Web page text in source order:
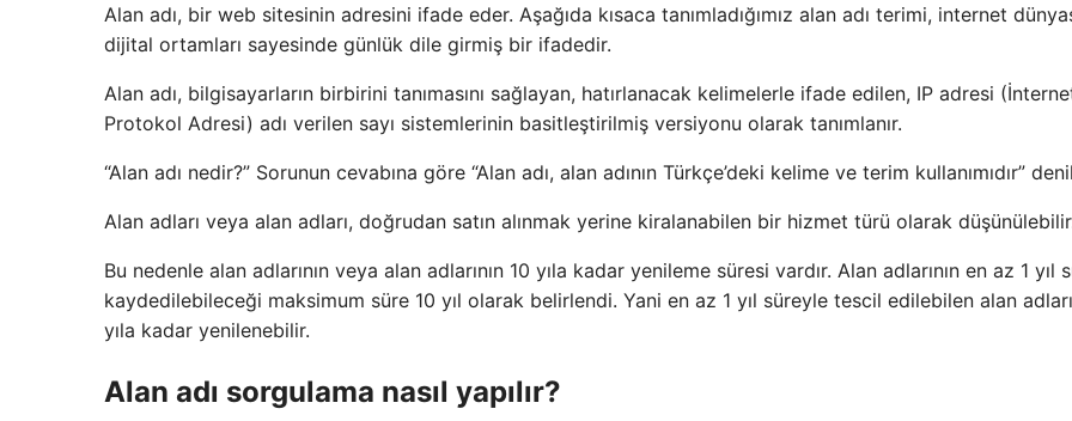
Alan adı, bir web sitesinin adresini ifade eder. Aşağıda kısaca tanımladığımız alan adı terimi, internet
dijital ortamları sayesinde günlük dile girmiş bir ifadedir.
Alan adı, bilgisayarların birbirini tanımasını sağlayan, hatırlanacak kelimelerle ifade edilen, IP adresi
Protokol Adresi) adı verilen sayı sistemlerinin basitleştirilmiş versiyonu olarak tanımlanır.
“Alan adı nedir?” Sorunun cevabına göre “Alan adı, alan adının Türkçe’deki kelime ve terim kullanımıdır”
Alan adları veya alan adları, doğrudan satın alınmak yerine kiralanabilen bir hizmet türü olarak
Bu nedenle alan adlarının veya alan adlarının 10 yıla kadar yenileme süresi vardır. Alan adlarının en az 1 yıl
kaydedilebileceği maksimum süre 10 yıl olarak belirlendi. Yani en az 1 yıl süreyle tescil edilebilen alan
yıla kadar yenilenebilir.
Alan adı sorgulama nasıl yapılır?